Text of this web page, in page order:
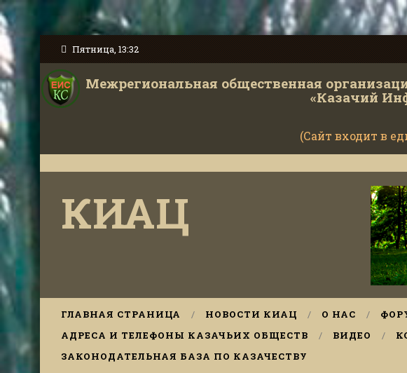
Пятница, 13:32
Межрегиональная общественная
«Казачий
(Сайт входит в
КИАЦ
ГЛАВНАЯ СТРАНИЦА НОВОСТИ КИАЦ О НАС
АДРЕСА И ТЕЛЕФОНЫ КАЗАЧЬИХ ОБЩЕСТВ
ВИДЕО
ЗАКОНОДАТЕЛЬНАЯ БАЗА ПО КАЗАЧЕСТВУ